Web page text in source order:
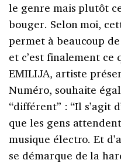
le genre mais plutôt
bouger. Selon moi,
permet à beaucoup
et c’est finalement ce
EMILIJA, artiste
Numéro, souhaite
“différent” : “Il s’agit
que les gens
musique électro. Et
se démarque de la